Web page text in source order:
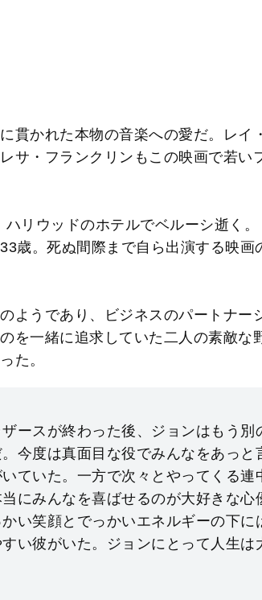
貫かれた本物の音楽への愛だ。レイ
サ・フランクリンもこの映画で若い
リウッドのホテルでベルーシ逝く
歳。死ぬ間際まで自ら出演する映画
ようであり、ビジネスのパートナー
を一緒に追求していた二人の素敵な
た。
ザースが終わった後、ジョンはもう別
今度は真面目な役でみんなをあっと
ていた。一方で次々とやってくる連
にみんなを喜ばせるのが大好きな心
い笑顔とでっかいエネルギーの下に
い彼がいた。ジョンにとって人生は